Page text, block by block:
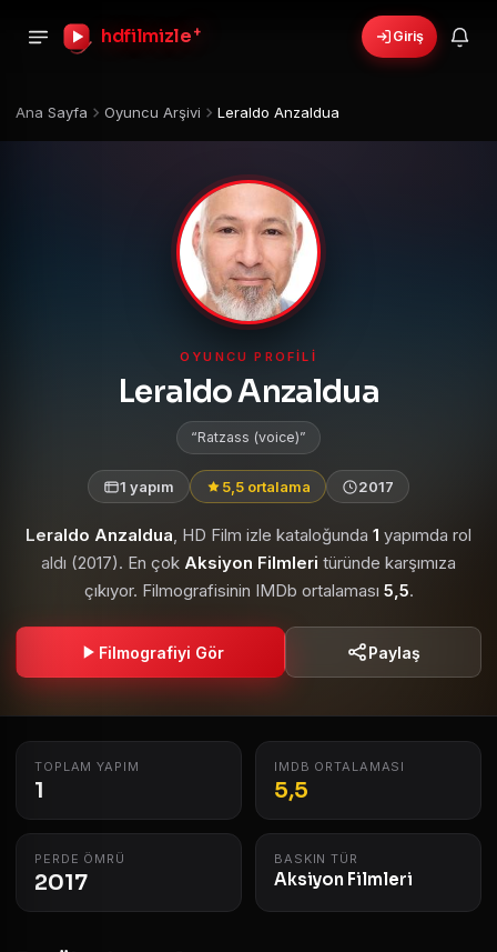
hdfilmizle + Giriş
Ana Sayfa Oyuncu Arşivi Leraldo Anzaldua
OYUNCU PROFILI
Leraldo Anzaldua
Ratzass (voice)
1 yapım 5,5 ortalama 2017
Leraldo Anzaldua, HD Film izle kataloğunda 1 yapımda rol
aldı (2017). En çok Aksiyon Filmleri türünde karşımıza
çıkıyor. Filmografisinin IMDb ortalaması 5,5.
Filmografiyi Gör Paylaş
TOPLAM YAPIM
1
IMDB ORTALAMASI
5,5
PERDE ÖMRÜ
2017
BASKIN TÜR
Aksiyon Filmleri